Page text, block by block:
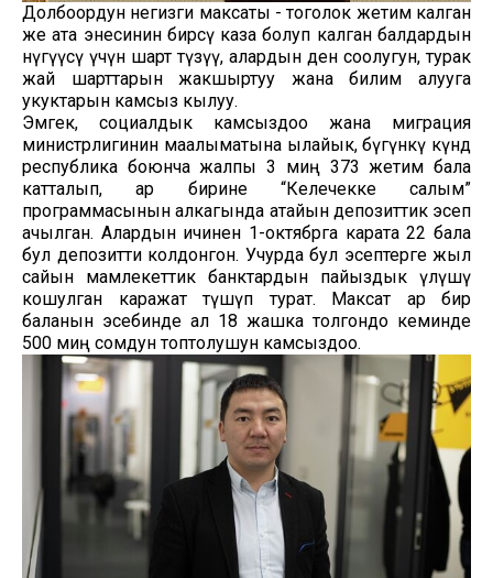
Долбоордун негизги максаты - тоголок жетим калган
же ата энесинин бирөөсү каза болуп калган балдардын
өнүгүүсү үчүн шарт түзүү, алардын ден соолугун, турак
жай шарттарын жакшыртуу жана билим алууга
укуктарын камсыз кылуу.
Эмгек, социалдык камсыздоо жана миграция
министрлигинин маалыматына ылайык, бүгүнкү күндө
республика боюнча жалпы 3 миң 373 жетим бала
катталып, ар бирине “Келечекке салым”
программасынын алкагында атайын депозиттик эсеп
ачылган. Алардын ичинен 1-октябрга карата 22 бала
бул депозитти колдонгон. Учурда бул эсептерге жыл
сайын мамлекеттик банктардын пайыздык үлүшү
кошулган каражат түшүп турат. Максат ар бир
баланын эсебинде ал 18 жашка толгондо кеминде
500 миң сомдун топтолушун камсыздоо.